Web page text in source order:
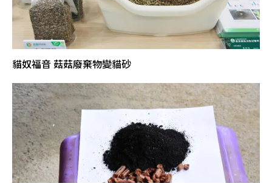
貓奴福音 菇菇廢棄物變貓砂